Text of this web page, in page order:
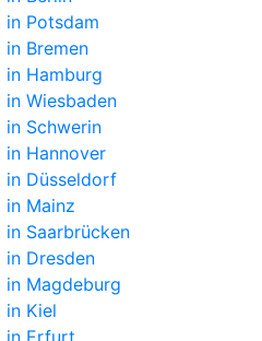
in Potsdam
in Bremen
in Hamburg
in Wiesbaden
in Schwerin
in Hannover
in Düsseldorf
in Mainz
in Saarbrücken
in Dresden
in Magdeburg
in Kiel
in Erfurt